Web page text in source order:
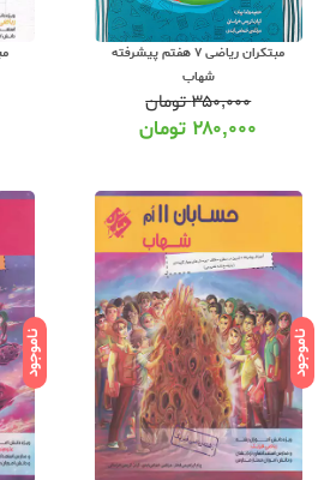
مبتکران ریاضی 7 هفتم پیشرفته
شهاب
۳۵۰,۰۰۰تومان
۲۸۰,۰۰۰ تومان
ناموجود ناموجود